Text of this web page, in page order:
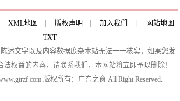
XML地图 版权声明 加入我们
网站地图
TXT
述文字以及内容数据庞杂本站无法一一核实，如果您发
权益的内容，请联系我们，本网站将立即予以删除！
版权所有：广东之窗 All Right Reserved.